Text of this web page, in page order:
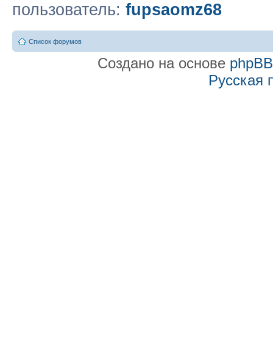
пользователь: fupsaomz68
Список форумов
Создано на основе phpBB
Русская